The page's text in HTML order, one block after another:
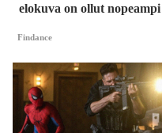
elokuva on ollut nopeampi
Findance